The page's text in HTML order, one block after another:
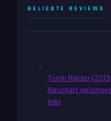
BELIEBTE REVIEWS